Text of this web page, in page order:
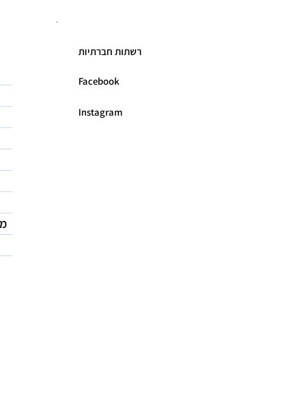
רשתות חברתיות
Facebook
Instagram